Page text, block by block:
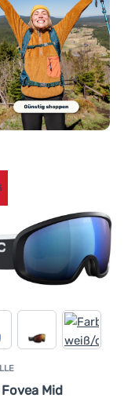
POCito Omne MIPS'
Fovea Mid